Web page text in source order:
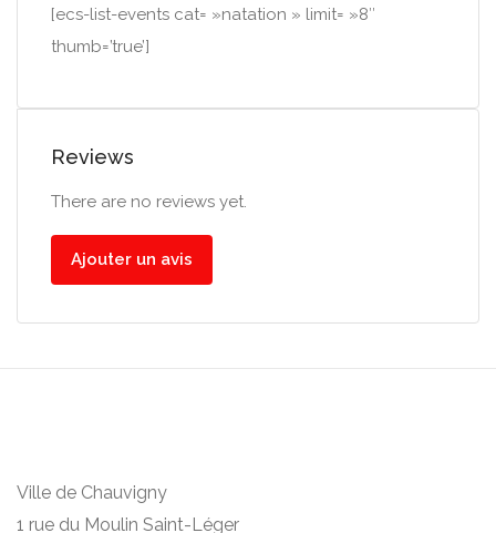
[ecs-list-events cat= »natation » limit= »8″
thumb=’true’]
Reviews
There are no reviews yet.
Ajouter un avis
Ville de Chauvigny
1 rue du Moulin Saint-Léger